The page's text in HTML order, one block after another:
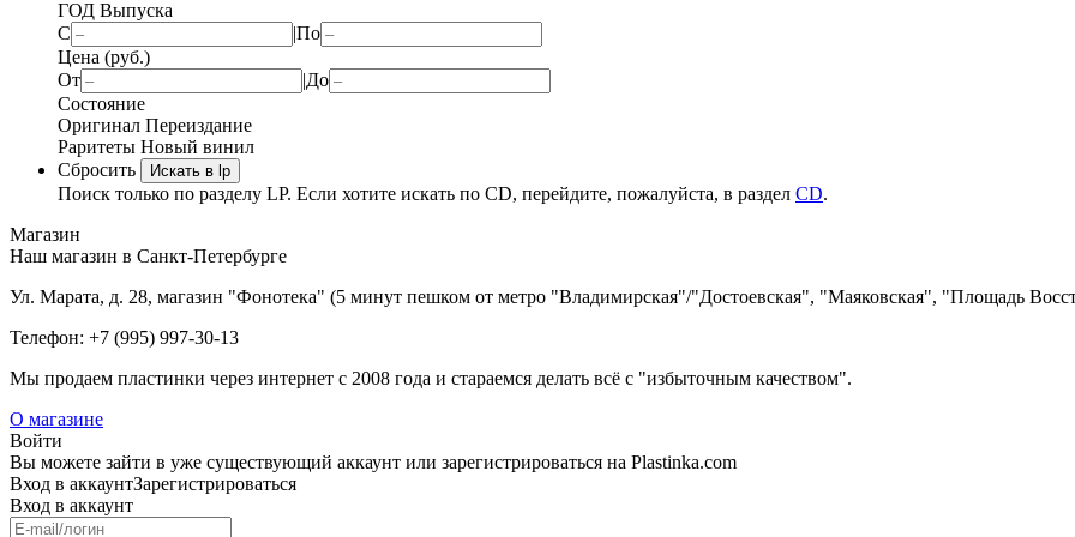
ГОД Выпуска
С
|По
Цена (руб.)
От
|До
Состояние
Оригинал Переиздание
Раритеты Новый винил
Сбросить
Искать в lp
Поиск только по разделу LP. Если хотите искать по CD, перейдите, пожалуйста, в раздел CD.
Магазин
Наш магазин в Санкт-Петербурге
Ул. Марата, д. 28, магазин "Фонотека" (5 минут пешком от метро "Владимирская"/"Достоевская", "Маяковская", "Площадь
Телефон: +7 (995) 997-30-13
Мы продаем пластинки через интернет c 2008 года и стараемся делать всё с "избыточным качеством".
О магазине
Войти
Вы можете зайти в уже существующий аккаунт или зарегистрироваться на Plastinka.com
Вход в аккаунтЗарегистрироваться
Вход в аккаунт